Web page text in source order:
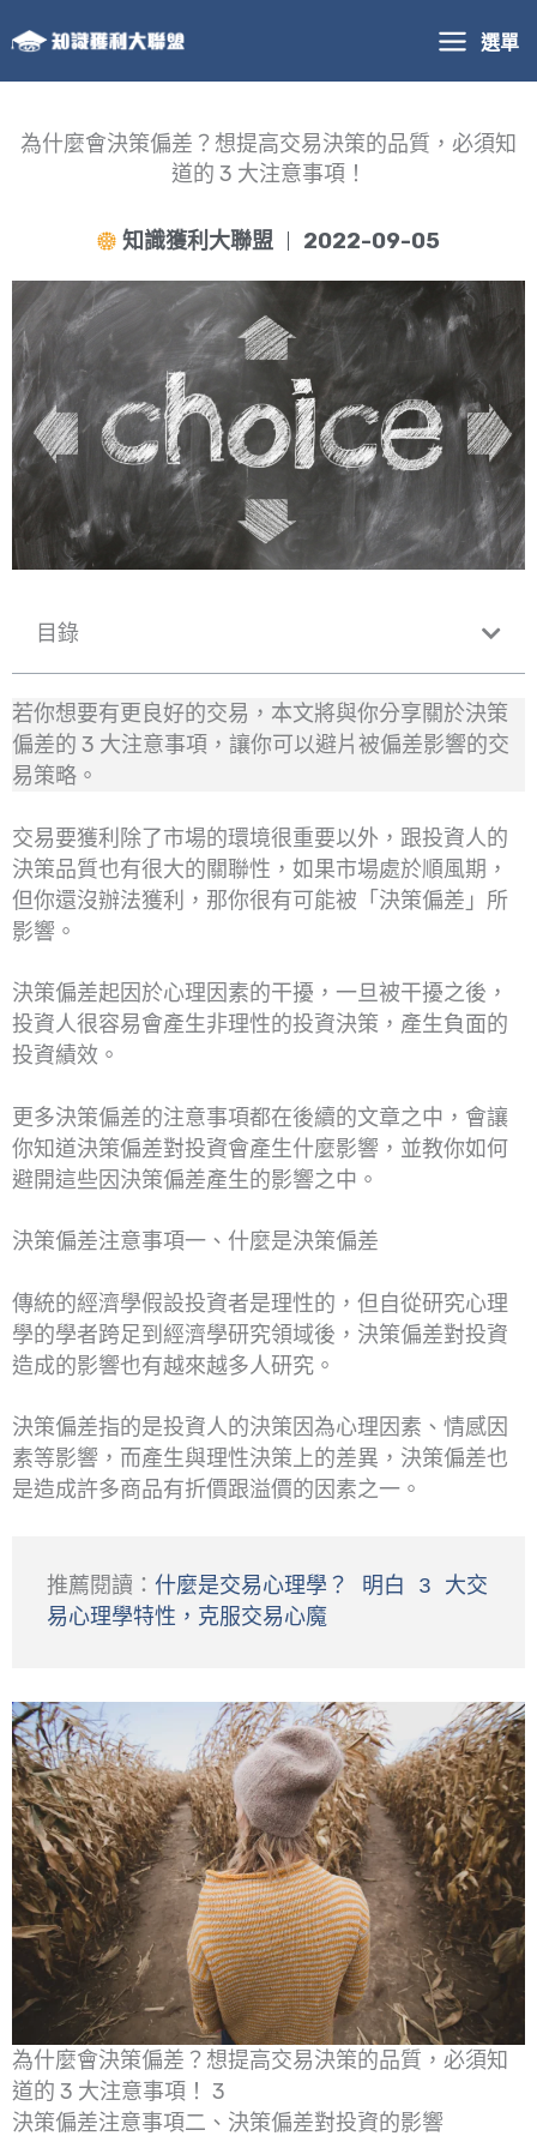
至
主
選單
為什麼會決策偏差？想提高交易決策的品質，必須知
道的 3 大注意事項！
知識獲利大聯盟 2022-09-05
目錄
若你想要有更良好的交易，本文將與你分享關於決策
偏差的 3 大注意事項，讓你可以避片被偏差影響的交
易策略。
交易要獲利除了市場的環境很重要以外，跟投資人的
決策品質也有很大的關聯性，如果市場處於順風期，
但你還沒辦法獲利，那你很有可能被「決策偏差」所
影響。
決策偏差起因於心理因素的干擾，一旦被干擾之後，
投資人很容易會產生非理性的投資決策，產生負面的
投資績效。
更多決策偏差的注意事項都在後續的文章之中，會讓
你知道決策偏差對投資會產生什麼影響，並教你如何
避開這些因決策偏差產生的影響之中。
決策偏差注意事項一、什麼是決策偏差
傳統的經濟學假設投資者是理性的，但自從研究心理
學的學者跨足到經濟學研究領域後，決策偏差對投資
造成的影響也有越來越多人研究。
決策偏差指的是投資人的決策因為心理因素、情感因
素等影響，而產生與理性決策上的差異，決策偏差也
是造成許多商品有折價跟溢價的因素之一。
推薦閱讀： 什麼是交易心理學？ 明白 3 大交
易心理學特性，克服交易心魔
為什麼會決策偏差？想提高交易決策的品質，必須知
道的 3 大注意事項！ 3
決策偏差注意事項二、決策偏差對投資的影響